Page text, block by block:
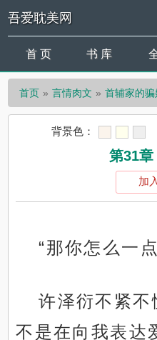
吾爱耽美网
首 页 书 库
首页 言情肉文 首辅家的
背景色：
第31章
加
“那你怎么一
许泽衍不紧不
不是在向我表达